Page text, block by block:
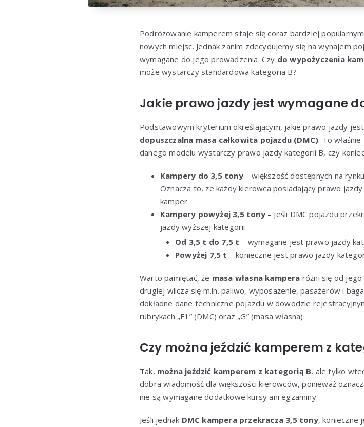
Podróżowanie kamperem staje się coraz bardziej
nowych miejsc. Jednak zanim zdecydujemy się na wynajem
wymagane do jego prowadzenia. Czy do wypożyczenia
może wystarczy standardowa kategoria B?
Jakie prawo jazdy jest wymagane
Podstawowym kryterium określającym, jakie prawo jazdy
dopuszczalna masa całkowita pojazdu (DMC). To
danego modelu wystarczy prawo jazdy kategorii B, czy
Kampery do 3,5 tony– większość dostępnych na
Oznacza to, że każdy kierowca posiadający prawo
kamper.
Kampery powyżej 3,5 tony– jeśli DMC pojazdu
jazdy wyższej kategorii.
Od 3,5 t do 7,5 t – wymagane jest prawo jazdy
Powyżej 7,5 t – konieczne jest prawo jazdy
Warto pamiętać, że masa własna kampera różni się od jego
drugiej wlicza się m.in. paliwo, wyposażenie, pasażerów i
dokładne dane techniczne pojazdu w dowodzie
rubrykach „F1” (DMC) oraz „G” (masa własna).
Czy można jeździć kamperem z
Tak, można jeździć kamperem z kategorią B, ale tylko
dobra wiadomość dla większości kierowców, ponieważ
nie są wymagane dodatkowe kursy ani egzaminy.
Jeśli jednak DMC kampera przekracza 3,5 tony, konieczne